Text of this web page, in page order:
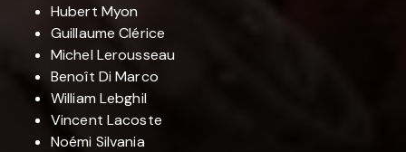
Hubert Myon
Guillaume Clérice
Michel Lerousseau
Benoît Di Marco
William Lebghil
Vincent Lacoste
Noémi Silvania